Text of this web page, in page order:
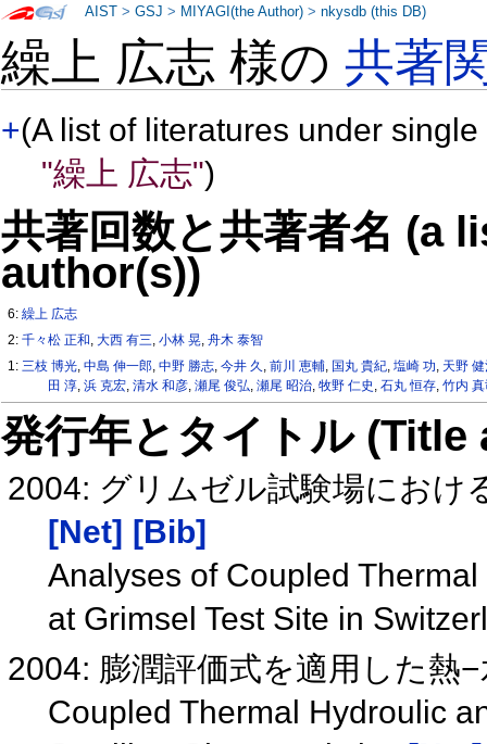
繰上 広志 様の共著
+(A list of literatures under
"繰上 広志")
共著回数と共著者名 (a
author(s))
6:繰上 広志
2:千々松 正和,大西 有三,小林 晃,舟木 泰智
1:三枝 博光,中島 伸一郎,中野 勝志,今井 久 ,前川 恵輔, 国丸 貴紀,塩崎 功, 天野
田 淳, 浜 克宏, 清水 和彦, 瀬尾 俊弘, 瀬尾 昭治, 牧野 仁史 , 石丸 恒存, 竹内 真
発行年とタイトル
2004: グリムゼル試験場におけ
[Net] [Bib]
Analyses of Coupled
at Grimsel Test Site in
2004: 膨潤評価式を適用した熱
Coupled Thermal Hydroulic
AIST >GSJ > MIYAGI(the Author) >nkysdb (this DB)